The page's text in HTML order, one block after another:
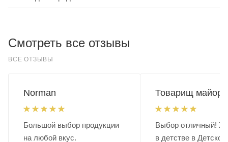
Смотреть все отзывы
ВСЕ ОТЗЫВЫ
Norman
Большой выбор продукции
на любой вкус.
Товарищ майор.
Выбор отличный!
в детстве в